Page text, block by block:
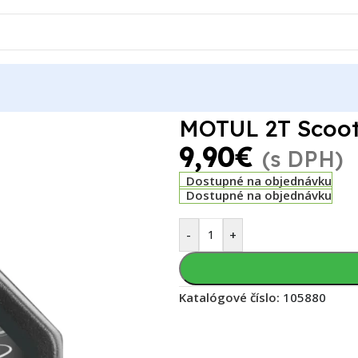
MOTUL 2T
9,90€ (s DPH)
Dostupné na objednávku
Dostupné na objednávku
- +
Katalógové číslo: 105880